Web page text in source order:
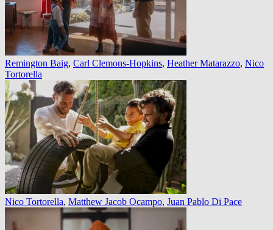
Remington Baig, Carl Clemons-Hopkins, Heather Matarazzo, Nico
Tortorella
Nico Tortorella, Matthew Jacob Ocampo, Juan Pablo Di Pace